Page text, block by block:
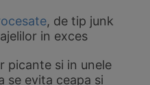
, de tip junk
in exces
picante si in unele
se evita ceapa si